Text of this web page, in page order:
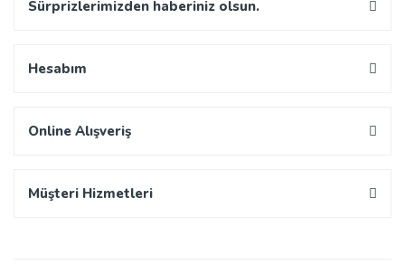
Sürprizlerimizden haberiniz olsun.
Hesabım
Online Alışveriş
Müşteri Hizmetleri